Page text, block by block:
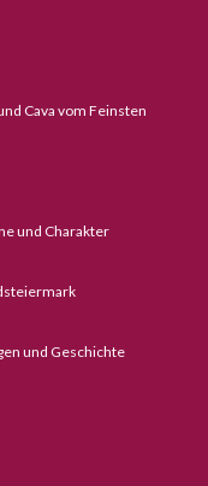
Cava vom Feinsten
und Charakter
und Geschichte